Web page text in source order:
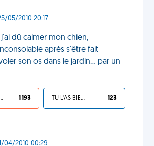
05/2010 20:17
dû calmer mon chien,
après s'être fait
son os dans le jardin... par un
UNE VDM 1 193 TU L'AS BIEN MÉRITÉ 123
04/2010 00:29